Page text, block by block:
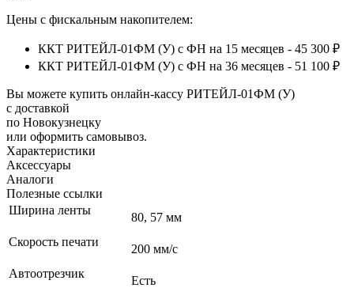
Цены с фискальным накопителем:
ККТ РИТЕЙЛ-01ФМ (У) с ФН на 15 месяцев - 45 300 ₽
ККТ РИТЕЙЛ-01ФМ (У) с ФН на 36 месяцев - 51 100 ₽
Вы можете купить онлайн‑кассу РИТЕЙЛ-01ФМ (У)
с доставкой
по Новокузнецку
или оформить самовывоз.
Характеристики
Аксессуары
Аналоги
Полезные ссылки
Ширина ленты
80, 57 мм
Скорость печати
200 мм/с
Автоотрезчик
Есть